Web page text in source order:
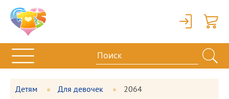
Вход
Детям Для девочек 2064